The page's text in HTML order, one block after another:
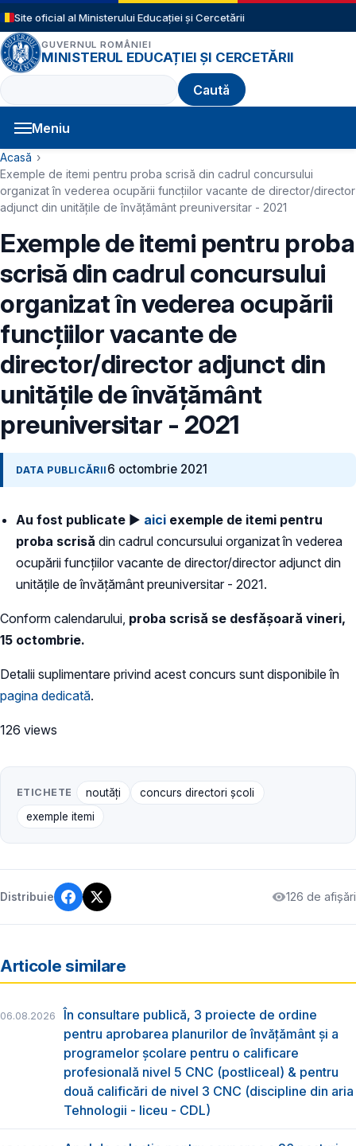
Sari la conținutul principal
Site oficial al Ministerului Educației și Cercetării
GUVERNUL ROMÂNIEI
MINISTERUL EDUCAȚIEI ȘI CERCETĂRII
Caută
Meniu
Navigație principală
Cale de navigare
Acasă
Exemple de itemi pentru proba scrisă din cadrul concursului
organizat în vederea ocupării funcțiilor vacante de director/director
adjunct din unitățile de învățământ preuniversitar - 2021
Exemple de itemi pentru proba
scrisă din cadrul concursului
organizat în vederea ocupării
funcțiilor vacante de
director/director adjunct din
unitățile de învățământ
preuniversitar - 2021
DATA PUBLICĂRII 6 octombrie 2021
Au fost publicate ► aici exemple de itemi pentru
proba scrisă din cadrul concursului organizat în vederea
ocupării funcțiilor vacante de director/director adjunct din
unitățile de învățământ preuniversitar - 2021.
Conform calendarului, proba scrisă se desfășoară vineri,
15 octombrie.
Detalii suplimentare privind acest concurs sunt disponibile în
pagina dedicată.
126 views
ETICHETE noutăți
concurs directori şcoli
exemple itemi
Distribuie 126 de afișări
Articole similare
06.08.2026
În consultare publică, 3 proiecte de ordine
pentru aprobarea planurilor de învățământ și a
programelor școlare pentru o calificare
profesională nivel 5 CNC (postliceal) & pentru
două calificări de nivel 3 CNC (discipline din aria
Tehnologii - liceu - CDL)